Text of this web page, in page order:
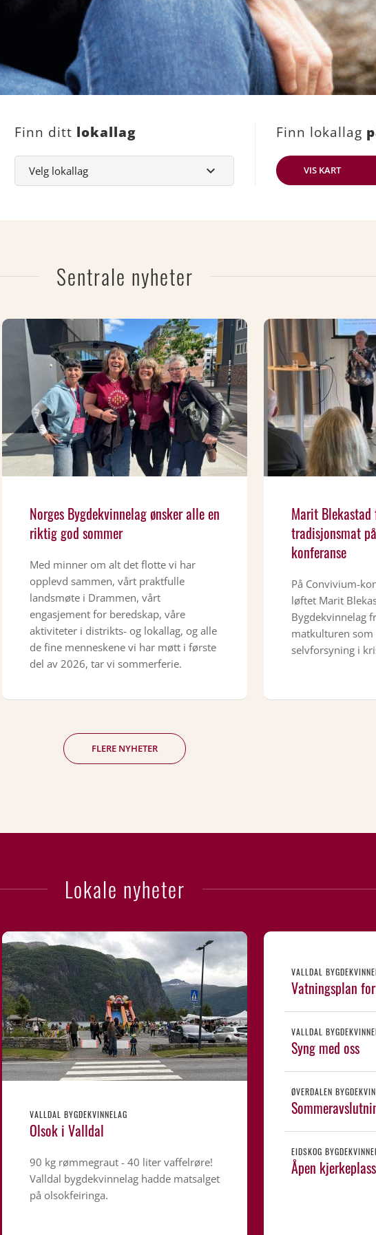
Finn ditt lokallag Finn lokallag
VIS KART
Sentrale nyheter
Norges Bygdekvinnelag ønsker alle en
riktig god sommer
Med minner om alt det flotte vi har
opplevd sammen, vårt praktfulle
landsmøte i Drammen, vårt
engasjement for beredskap, våre
aktiviteter i distrikts- og lokallag, og alle
de fine menneskene vi har møtt i første
del av 2026, tar vi sommerferie.
Marit
tradisjonsmat
konferanse
På Convivium-
løftet Marit
Bygdekvinnelag
matkulturen
selvforsyning i
FLERE NYHETER
Lokale nyheter
VALLDAL BYGDEKVINNELAG
Olsok i Valldal
90 kg rømmegraut - 40 liter vaffelrøre!
Valldal bygdekvinnelag hadde matsalget
på olsokfeiringa.
VALLDAL
Vatningsplan
VALLDAL
Syng med oss
ØVERDALEN
EIDSKOG
Åpen kjerkeplass